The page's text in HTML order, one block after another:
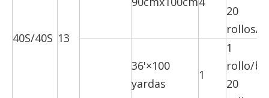
40S/40S 13
20
rollos/
36'×100
yardas
1
1
rollo/
20